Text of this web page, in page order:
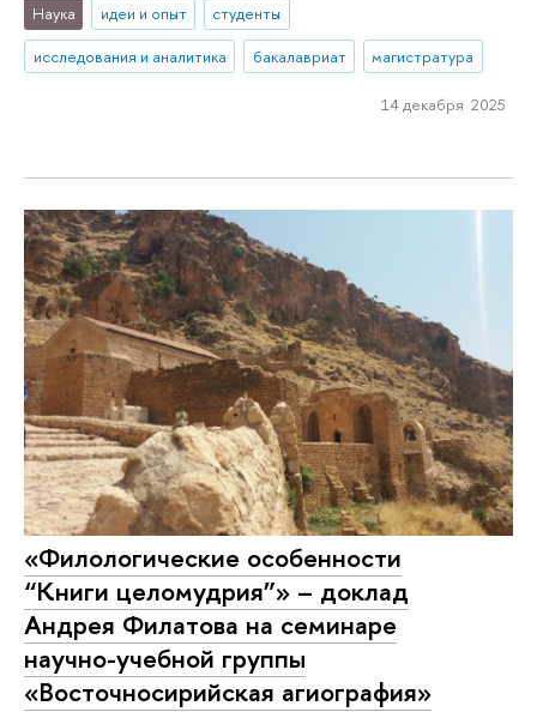
Наука идеи и опыт
студенты
исследования и аналитика
бакалавриат магистратура
14 декабря 2025
«Филологические особенности
“Книги целомудрия”» – доклад
Андрея Филатова на семинаре
научно-учебной группы
«Восточносирийская агиография»